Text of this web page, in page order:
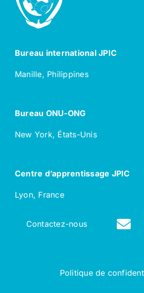
Bureau international JPIC
Manille, Philippines
Bureau ONU-ONG
New York, États-Unis
Centre d’apprentissage JPIC
Lyon, France
Contactez-nous
Politique de